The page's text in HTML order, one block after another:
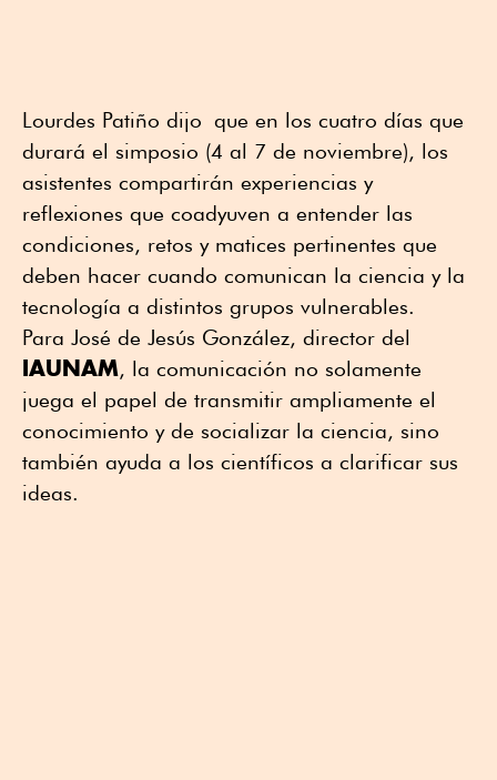
Lourdes Patiño dijo que en los cuatro días que
durará el simposio (4 al 7 de noviembre), los
asistentes compartirán experiencias y
reflexiones que coadyuven a entender las
condiciones, retos y matices pertinentes que
deben hacer cuando comunican la ciencia y la
tecnología a distintos grupos vulnerables.
Para José de Jesús González, director del
IAUNAM, la comunicación no solamente
juega el papel de transmitir ampliamente el
conocimiento y de socializar la ciencia, sino
también ayuda a los científicos a clarificar sus
ideas.